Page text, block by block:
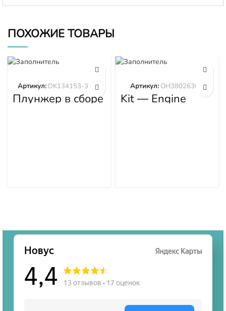
ПОХОЖИЕ ТОВАРЫ
Плунжер в сборе
DK134153-3520
Артикул: DK134153-3520
Kit — Engine
Overhaul
Артикул: OH3802630M